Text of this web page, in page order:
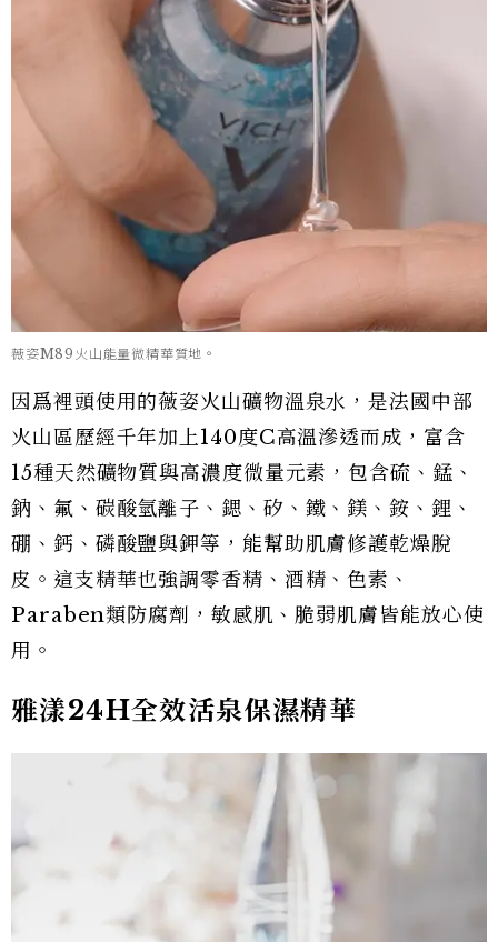
薇姿M89火山能量微精華質地。
因爲裡頭使用的薇姿火山礦物溫泉水，是法國中部
火山區歷經千年加上140度C高溫滲透而成，富含
15種天然礦物質與高濃度微量元素，包含硫、錳、
鈉、氟、碳酸氫離子、鍶、矽、鐵、鎂、銨、鋰、
硼、鈣、磷酸鹽與鉀等，能幫助肌膚修護乾燥脫
皮。這支精華也強調零香精、酒精、色素、
Paraben類防腐劑，敏感肌、脆弱肌膚皆能放心使
用。
雅漾24H全效活泉保濕精華